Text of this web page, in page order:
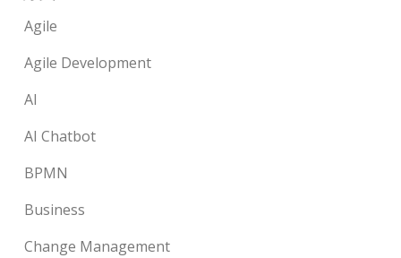
Agile
Agile Development
AI
AI Chatbot
BPMN
Business
Change Management